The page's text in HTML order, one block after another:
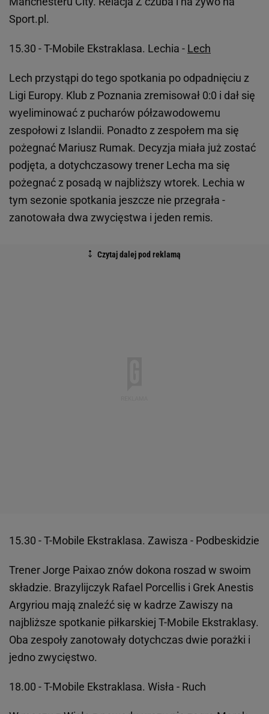
Sport.pl.
15.30 - T-Mobile Ekstraklasa. Lechia - Lech
Lech przystąpi do tego spotkania po odpadnięciu z
Ligi Europy. Klub z Poznania zremisował 0:0 i dał się
wyeliminować z pucharów półzawodowemu
zespołowi z Islandii. Ponadto z zespołem ma się
pożegnać Mariusz Rumak. Decyzja miała już zostać
podjęta, a dotychczasowy trener Lecha ma się
pożegnać z posadą w najbliższy wtorek. Lechia w
tym sezonie spotkania jeszcze nie przegrała -
zanotowała dwa zwycięstwa i jeden remis.
15.30 - T-Mobile Ekstraklasa. Zawisza - Podbeskidzie
Trener Jorge Paixao znów dokona roszad w swoim
składzie. Brazylijczyk Rafael Porcellis i Grek Anestis
Argyriou mają znaleźć się w kadrze Zawiszy na
najbliższe spotkanie piłkarskiej T-Mobile Ekstraklasy.
Oba zespoły zanotowały dotychczas dwie porażki i
jedno zwycięstwo.
18.00 - T-Mobile Ekstraklasa. Wisła - Ruch